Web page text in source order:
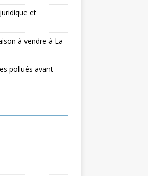
et
à vendre à La
pollués avant